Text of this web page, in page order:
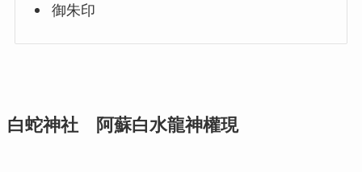
御朱印
白蛇神社 阿蘇白水龍神權現